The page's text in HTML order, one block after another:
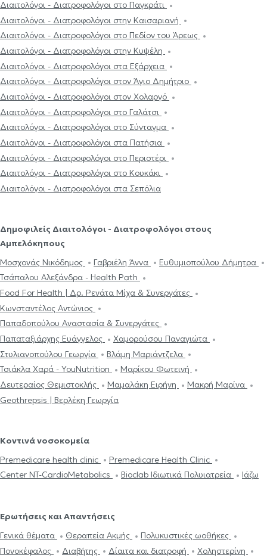
Διαιτολόγοι - Διατροφολόγοι στο Παγκράτι
Διαιτολόγοι - Διατροφολόγοι στην Καισαριανή
Διαιτολόγοι - Διατροφολόγοι στο Πεδίον του Άρεως
Διαιτολόγοι - Διατροφολόγοι στην Κυψέλη
Διαιτολόγοι - Διατροφολόγοι στα Εξάρχεια
Διαιτολόγοι - Διατροφολόγοι στον Άγιο Δημήτριο
Διαιτολόγοι - Διατροφολόγοι στον Χολαργό
Διαιτολόγοι - Διατροφολόγοι στο Γαλάτσι
Διαιτολόγοι - Διατροφολόγοι στο Σύνταγμα
Διαιτολόγοι - Διατροφολόγοι στα Πατήσια
Διαιτολόγοι - Διατροφολόγοι στο Περιστέρι
Διαιτολόγοι - Διατροφολόγοι στο Κουκάκι
Διαιτολόγοι - Διατροφολόγοι στα Σεπόλια
Δημοφιλείς Διαιτολόγοι - Διατροφολόγοι στους
Αμπελόκηπους
Μοσχονάς Νικόδημος
Γαβριέλη Άννα
Ευθυμιοπούλου Δήμητρα
Τσάπαλου Αλεξάνδρα - Health Path
Food For Health | Δρ. Ρενάτα Μίχα & Συνεργάτες
Κωνσταντέλος Αντώνιος
Παπαδοπούλου Αναστασία & Συνεργάτες
Παπαταξιάρχης Ευάγγελος
Χαμορούσου Παναγιώτα
Στυλιανοπούλου Γεωργία
Βλάμη Μαριάντζελα
Τσιάκλα Χαρά - YouNutrition
Μαρίκου Φωτεινή
Δευτεραίος Θεμιστοκλής
Μαμαλάκη Ειρήνη
Μακρή Μαρίνα
Geothrepsis | Βερλέκη Γεωργία
Κοντινά νοσοκομεία
Premedicare health clinic
Premedicare Health Clinic
Center NT-CardioMetabolics
Bioclab Ιδιωτικά Πολυιατρεία Ιάζω
Ερωτήσεις και Απαντήσεις
Γενικά θέματα
Θεραπεία Ακμής
Πολυκυστικές ωοθήκες
Πονοκέφαλος
Διαβήτης Δίαιτα και διατροφή
Χοληστερίνη